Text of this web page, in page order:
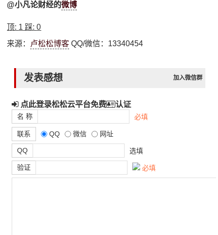
@小凡论财经的微博
顶: 1 踩:0
来源： 卢松松博客 QQ/微信：13340454
发表感想 加入微信群
点此登录松松云平台免费 认证
名 称 必填
联系 QQ 微信 网址
QQ 选填
验证 必填